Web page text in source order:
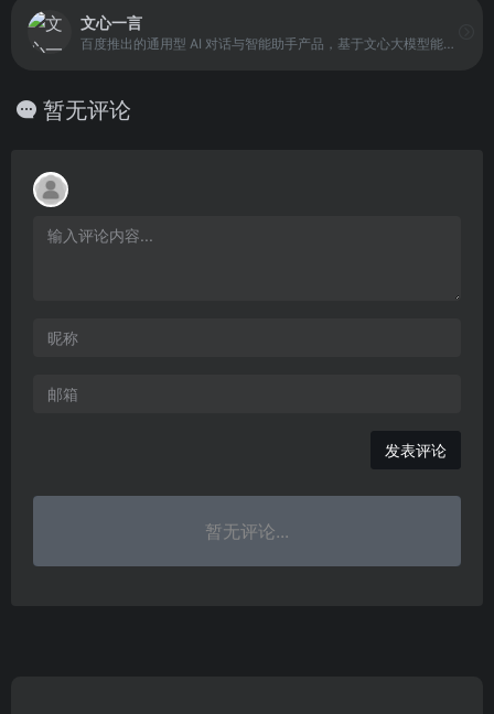
文心一言
百度推出的通用型 AI 对话与智能助手产品，基于文心大模型能力构建。它既可以作为智能伙伴进行日常聊天、回答问题、画图识图，也可以作为 AI 助手，在写作、文案创作、文档阅读、智能翻译等任务中为用户提供实用支持，帮助更高效地完成工作和学习相关事项。
暂无评论
发表评论
暂无评论...